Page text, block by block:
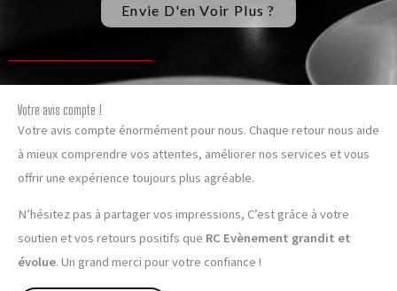
Envie D'en Voir Plus ?
Votre avis compte !
Votre avis compte énormément pour nous. Chaque retour nous aide
à mieux comprendre vos attentes, améliorer nos services et vous
offrir une expérience toujours plus agréable.
N’hésitez pas à partager vos impressions, C’est grâce à votre
soutien et vos retours positifs que RC Evènement grandit et
évolue. Un grand merci pour votre confiance !